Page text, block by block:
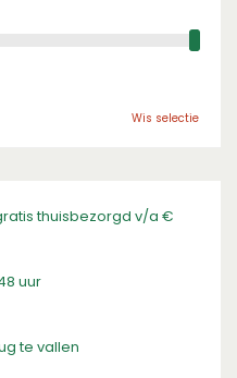
Wis selectie
thuisbezorgd v/a €
uur
te vallen